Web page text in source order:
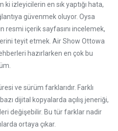
izleyicilerin en sık yaptığı hata,
güvenmek oluyor. Oysa
içerik sayfasını incelemek,
teyit etmek. Air Show Ottowa
hazırlarken en çok bu
ve sürüm farklarıdır. Farklı
dijital kopyalarda açılış jeneriği,
değişebilir. Bu tür farklar nadir
ortaya çıkar.